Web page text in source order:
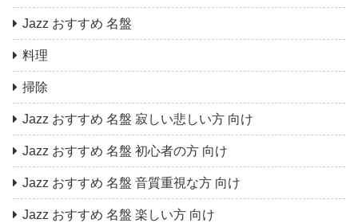
Jazz おすすめ 名盤
料理
掃除
Jazz おすすめ 名盤 寂しい悲しい方 向け
Jazz おすすめ 名盤 初心者の方 向け
Jazz おすすめ 名盤 音質重視な方 向け
Jazz おすすめ 名盤 楽しい方 向け